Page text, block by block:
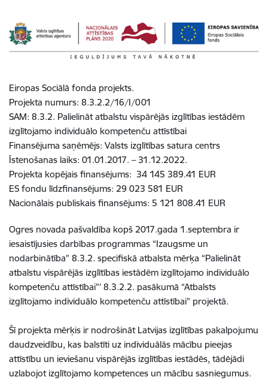
Eiropas Sociālā fonda projekts.
Projekta numurs: 8.3.2.2/16/I/001
SAM: 8.3.2. Palielināt atbalstu vispārējās izglītības iestādēm
izglītojamo individuālo kompetenču attīstībai
Finansējuma saņēmējs: Valsts izglītības satura centrs
Īstenošanas laiks: 01.01.2017. – 31.12.2022.
Projekta kopējais finansējums: 34 145 389.41 EUR
ES fondu līdzfinansējums: 29 023 581 EUR
Nacionālais publiskais finansējums: 5 121 808.41 EUR
Ogres novada pašvaldība kopš 2017.gada 1.septembra ir
iesaistījusies darbības programmas “Izaugsme un
nodarbinātība” 8.3.2. specifiskā atbalsta mērķa “Palielināt
atbalstu vispārējās izglītības iestādēm izglītojamo individuālo
kompetenču attīstībai”’ 8.3.2.2. pasākumā “Atbalsts
izglītojamo individuālo kompetenču attīstībai” projektā.
Šī projekta mērķis ir nodrošināt Latvijas izglītības pakalpojumu
daudzveidību, kas balstīti uz individuālās mācību pieejas
attīstību un ieviešanu vispārējās izglītības iestādēs, tādējādi
uzlabojot izglītojamo kompetences un mācību sasniegumus.